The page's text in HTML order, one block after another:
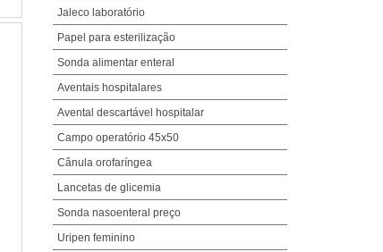
Jaleco laboratório
Papel para esterilização
Sonda alimentar enteral
Aventais hospitalares
Avental descartável hospitalar
Campo operatório 45x50
Cânula orofaríngea
Lancetas de glicemia
Sonda nasoenteral preço
Uripen feminino